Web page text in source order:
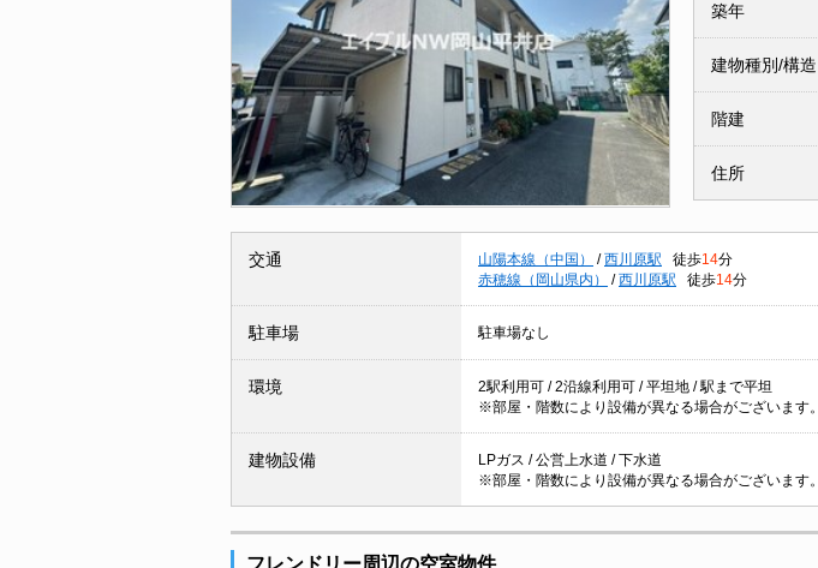
築年
建物種別/構造
階建
住所
交通 山陽本線（中国） / 西川原駅 徒歩14分
赤穂線（岡山県内）
/ 西川原駅 徒歩14分
駐車場 駐車場なし
環境
2駅利用可 / 2沿線利用可 / 平坦地 / 駅まで平坦
※部屋・階数により設備が異なる場合がございます。
建物設備
LPガス / 公営上水道 / 下水道
※部屋・階数により設備が異なる場合がございます。